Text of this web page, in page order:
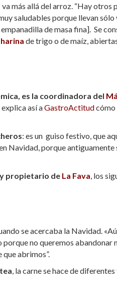
más allá del arroz. “Hay otros
saludables porque llevan
de masa fina] Se
harina de trigo o de maíz,
es la coordinadora del
explica así aGastroActitudcómo
: es un guiso festivo, que
Navidad, porque
propietario de La Fava , los
se acercaba la Navidad.
no queremos abandonar
abrimos”.
, la carne se hace de